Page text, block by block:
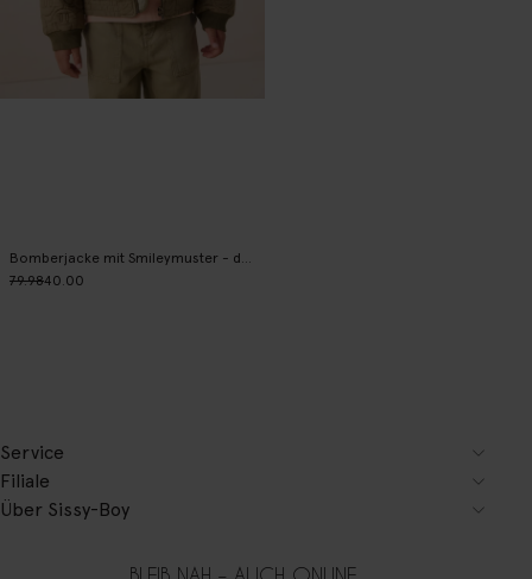
Bomberjacke mit Smileymuster - dunkelgrün
79.9840.00
Service
Filiale
Über Sissy-Boy